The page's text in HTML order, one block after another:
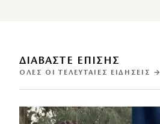
ΔΙΑΒΑΣΤΕ ΕΠΙΣΗΣ
ΌΛΕΣ ΟΙ ΤΕΛΕΥΤΑΊΕΣ ΕΙΔΉΣΕΙΣ →